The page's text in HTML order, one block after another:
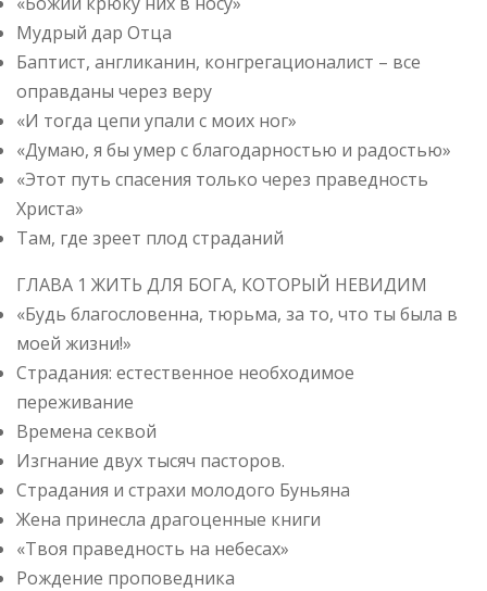
Мудрый дар Отца
Баптист, англиканин, конгрегационалист – все
оправданы через веру
«И тогда цепи упали с моих ног»
«Думаю, я бы умер с благодарностью и радостью»
«Этот путь спасения только через праведность
Христа»
Там, где зреет плод страданий
ГЛАВА 1 ЖИТЬ ДЛЯ БОГА, КОТОРЫЙ НЕВИДИМ
«Будь благословенна, тюрьма, за то, что ты была в
моей жизни!»
Страдания: естественное необходимое
переживание
Времена секвой
Изгнание двух тысяч пасторов.
Страдания и страхи молодого Буньяна
Жена принесла драгоценные книги
«Твоя праведность на небесах»
Рождение проповедника